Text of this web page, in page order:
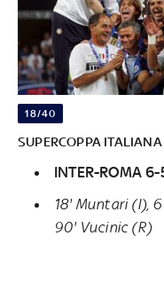
18/40
SUPERCOPPA
INTER-ROMA
18' Muntari (I),
90' Vucinic (R)